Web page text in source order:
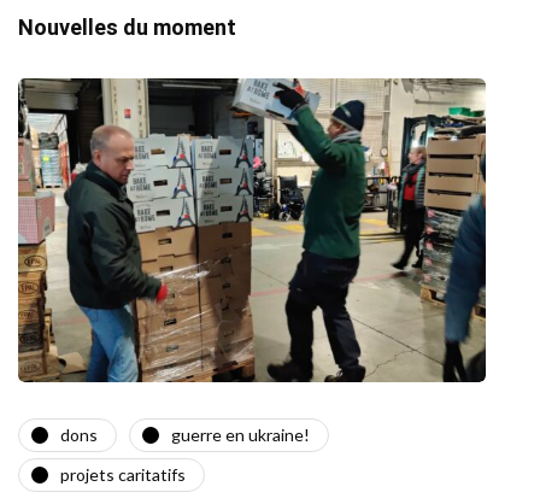
Nouvelles du moment
dons
guerre en ukraine!
projets caritatifs